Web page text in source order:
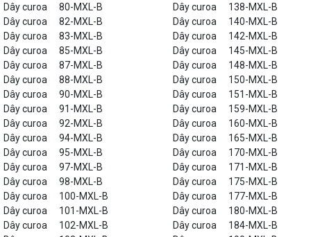
Dây curoa
80-MXL-B Dây curoa
138-MXL-B
Dây curoa
82-MXL-B Dây curoa
140-MXL-B
Dây curoa
83-MXL-B Dây curoa
142-MXL-B
Dây curoa
85-MXL-B Dây curoa
145-MXL-B
Dây curoa
87-MXL-B Dây curoa
148-MXL-B
Dây curoa
88-MXL-B Dây curoa
150-MXL-B
Dây curoa
90-MXL-B Dây curoa
151-MXL-B
Dây curoa
91-MXL-B Dây curoa
159-MXL-B
Dây curoa
92-MXL-B Dây curoa
160-MXL-B
Dây curoa
94-MXL-B Dây curoa
165-MXL-B
Dây curoa
95-MXL-B Dây curoa
170-MXL-B
Dây curoa
97-MXL-B Dây curoa
171-MXL-B
Dây curoa
98-MXL-B Dây curoa
175-MXL-B
Dây curoa
100-MXL-B Dây curoa
177-MXL-B
Dây curoa
101-MXL-B Dây curoa
180-MXL-B
Dây curoa
102-MXL-B Dây curoa
184-MXL-B